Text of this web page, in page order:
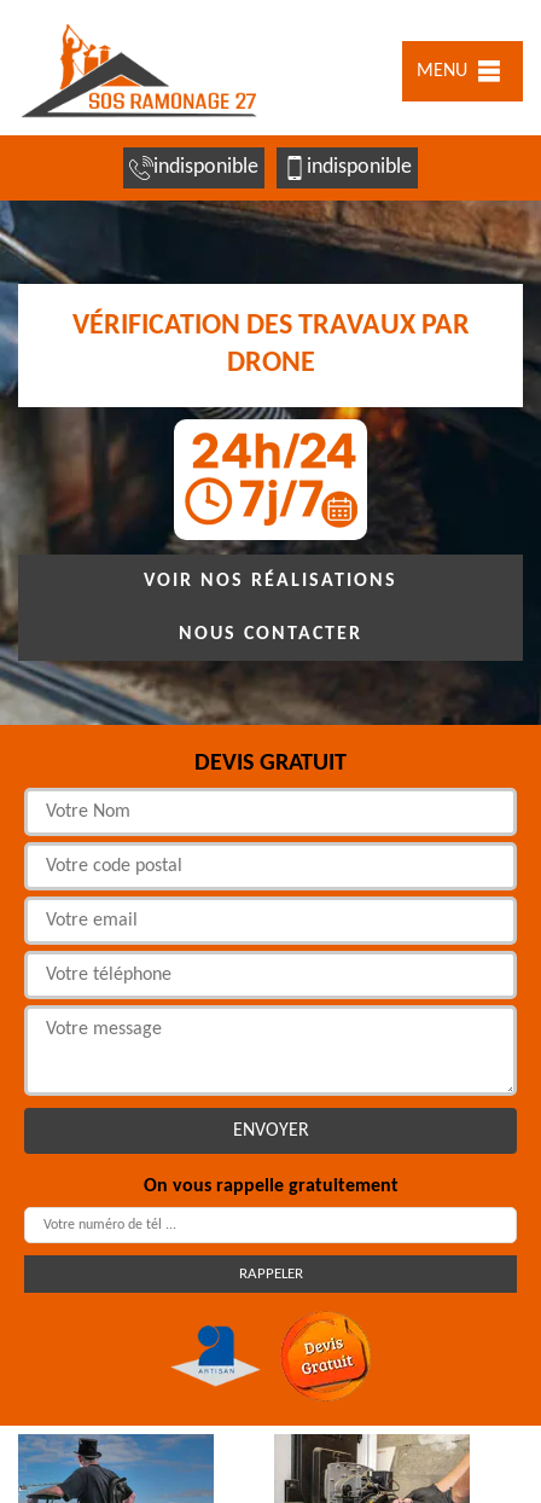
MENU
indisponible indisponible
VÉRIFICATION DES TRAVAUX PAR
DRONE
VOIR NOS RÉALISATIONS
NOUS CONTACTER
DEVIS GRATUIT
On vous rappelle gratuitement